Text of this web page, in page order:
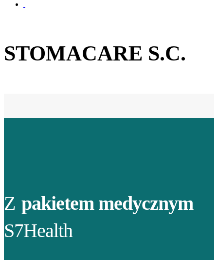
STOMACARE S.C.
Z pakietem medycznym
S7Health